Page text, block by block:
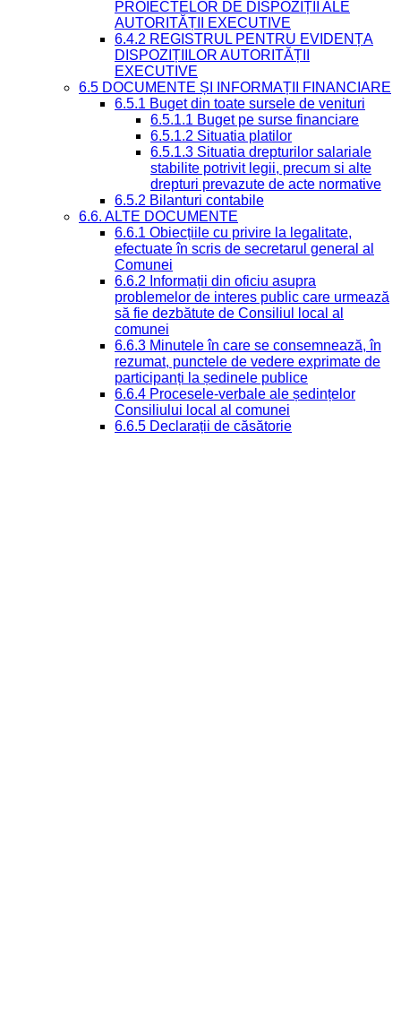
PROIECTELOR DE DISPOZIȚII ALE
AUTORITĂȚII EXECUTIVE
6.4.2 REGISTRUL PENTRU EVIDENȚA
DISPOZIȚIILOR AUTORITĂȚII
EXECUTIVE
6.5 DOCUMENTE ȘI INFORMAȚII FINANCIARE
6.5.1 Buget din toate sursele de venituri
6.5.1.1 Buget pe surse financiare
6.5.1.2 Situatia platilor
6.5.1.3 Situatia drepturilor salariale
stabilite potrivit legii, precum si alte
drepturi prevazute de acte normative
6.5.2 Bilanturi contabile
6.6. ALTE DOCUMENTE
6.6.1 Obiecțiile cu privire la legalitate,
efectuate în scris de secretarul general al
Comunei
6.6.2 Informații din oficiu asupra
problemelor de interes public care urmează
să fie dezbătute de Consiliul local al
comunei
6.6.3 Minutele în care se consemnează, în
rezumat, punctele de vedere exprimate de
participanți la ședinele publice
6.6.4 Procesele-verbale ale ședințelor
Consiliului local al comunei
6.6.5 Declarații de căsătorie